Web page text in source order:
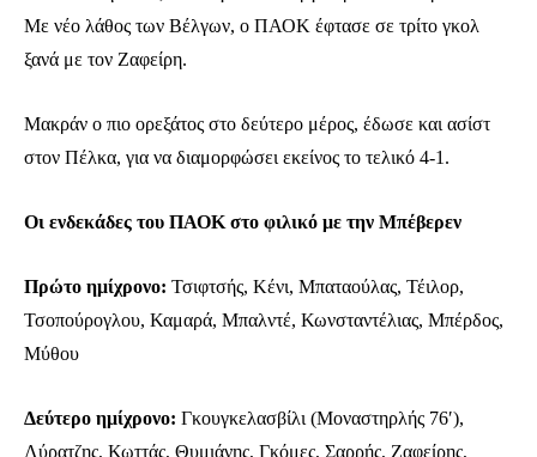
Ενταχθείτε στην κοινότητα των
Με νέο λάθος των Βέλγων, ο ΠΑΟΚ έφτασε σε τρίτο γκολ
ξανά με τον Ζαφείρη.
Μακράν ο πιο ορεξάτος στο δεύτερο μέρος, έδωσε και ασίστ
στον Πέλκα, για να διαμορφώσει εκείνος το τελικό 4-1.
Οι ενδεκάδες του ΠΑΟΚ στο φιλικό με την Μπέβερεν
Πρώτο ημίχρονο: Τσιφτσής, Κένι, Μπαταούλας, Τέιλορ,
Τσοπούρογλου, Καμαρά, Μπαλντέ, Κωνσταντέλιας, Μπέρδος,
Μύθου
Δεύτερο ημίχρονο: Γκουγκελασβίλι (Μοναστηρλής 76′),
Λύρατζης, Κωττάς, Θυμιάνης, Γκόμες, Σαρρής, Ζαφείρης,